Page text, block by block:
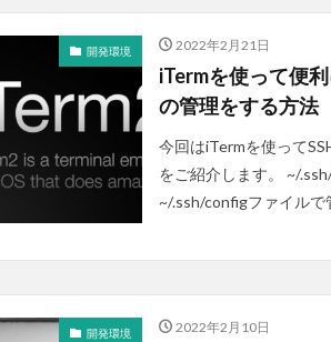
開発環境 2022年2月21日
iTermを使って便
の管理をする方法
今回はiTermを使って
をご紹介します。 ~/
~/.ssh/configファイル
開発環境 2022年2月10日